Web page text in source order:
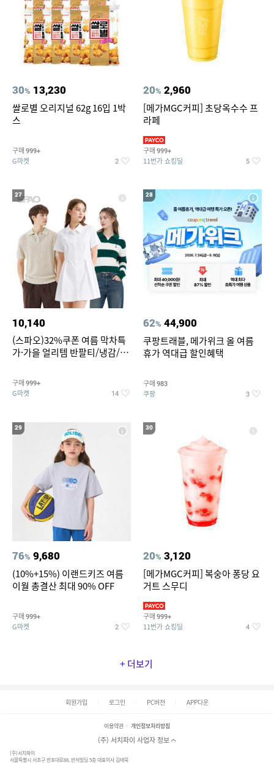
30% 13,230
쌀로별 오리지널 62g 16입 1박
스
구매 999+
G마켓 2
20% 2,960
[메가MGC커피] 초당옥수수 프
라페
구매 999+
11번가 쇼킹딜 5
27
10,140
(스파오)32%쿠폰 여름 막차특
가·가을 얼리템 반팔티/냉감/반
건 외 ~74%OFF
구매 999+
G마켓 14
28
62% 44,900
쿠팡트래블, 메가위크 올 여름
휴가 역대급 할인혜택
구매 983
쿠팡 3
29
76% 9,680
(10%+15%) 이랜드키즈 여름
이월 총결산 최대 90% OFF
구매 999+
G마켓 2
30
20% 3,120
[메가MGC커피] 복숭아 퐁당 요
거트 스무디
구매 999+
11번가 쇼킹딜 4
+ 더보기
회원가입 로그인 PC버전 APP다운
이용약관 개인정보처리방침
(주) 서치파이 사업자 정보
(주)서치파이
서울특별시 서초구 반포대로88, 반석빌딩 5층 대표이사 김태묵